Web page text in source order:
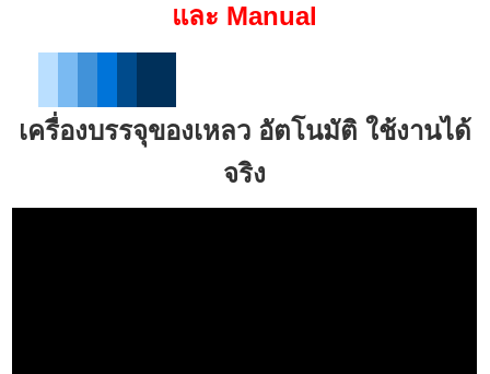
และ Manual
เครื่องบรรจุของเหลว อัตโนมัติ ใช้งานได้
จริง